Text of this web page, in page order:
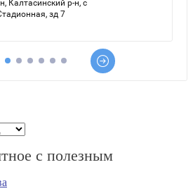
с полезным